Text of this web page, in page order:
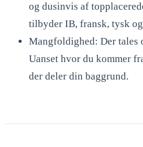
og dusinvis af
tilbyder IB, fransk, tysk
Mangfoldighed: Der tales
Uanset hvor du kommer
der deler din baggrund.